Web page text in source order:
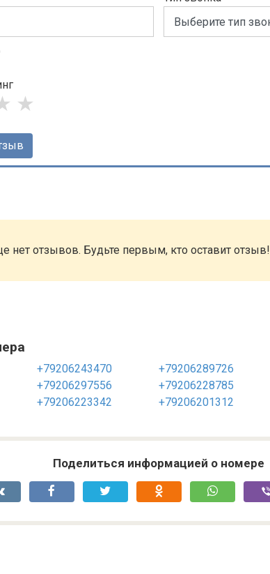
★
нет отзывов. Будьте первым, кто оставит отзыв!
+79206243470 +79206289726
+79206297556 +79206228785
+79206223342 +79206201312
Поделиться информацией о номере